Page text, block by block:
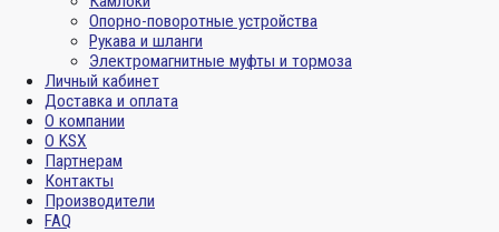
Опорно-поворотные устройства
Рукава и шланги
Электромагнитные муфты и тормоза
Личный кабинет
Доставка и оплата
О компании
О KSX
Партнерам
Контакты
Производители
FAQ